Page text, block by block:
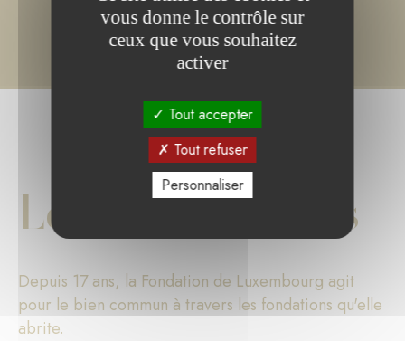
Les chiffres clés
Depuis 17 ans, la Fondation de Luxembourg agit
pour le bien commun à travers les fondations qu'elle
abrite.
vous donne le contrôle sur
ceux que vous souhaitez
activer
Tout accepter
Tout refuser
Personnaliser